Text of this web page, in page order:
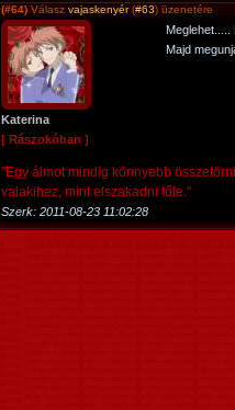
(#64) Válasz vajaskenyér(#63) üzenetére
Katerina
[ Rászokóban ]
Majd
"Egy álmot mindig könnyebb
valakihez, mint elszakadni tőle."
Szerk: 2011-08-23 11:02:28